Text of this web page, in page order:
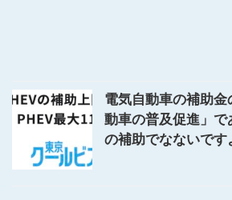
電気自動車の補助金
動車の普及促進」で
の補助でなないです